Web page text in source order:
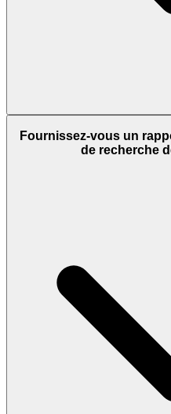
Fournissez-vous un
de recherche